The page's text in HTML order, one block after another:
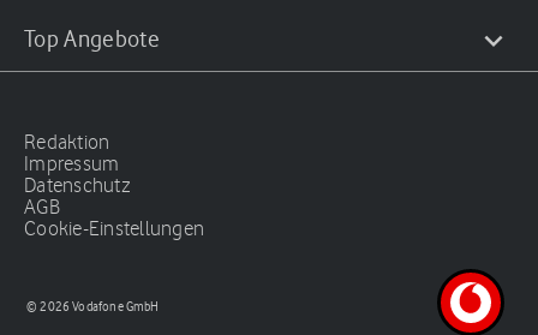
Top Angebote
Redaktion
Impressum
Datenschutz
AGB
Cookie-Einstellungen
© 2026 Vodafone GmbH